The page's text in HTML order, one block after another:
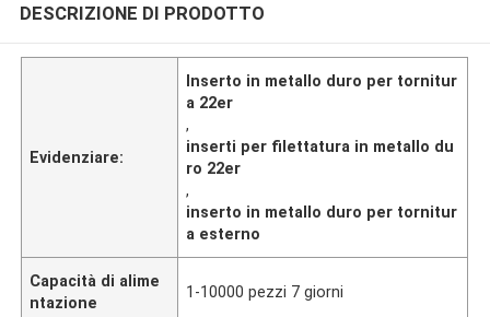
DESCRIZIONE DI PRODOTTO
Evidenziare:
Inserto in metallo duro per tornitur
a 22er
,
inserti per filettatura in metallo du
ro 22er
,
inserto in metallo duro per tornitur
a esterno
Capacità di alime
ntazione
1-10000 pezzi 7 giorni